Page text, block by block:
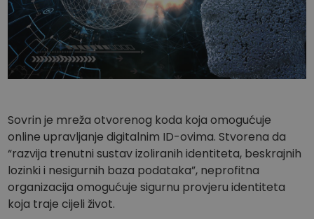
Sovrin je mreža otvorenog koda koja omogućuje
online upravljanje digitalnim ID-ovima. Stvorena da
“razvija trenutni sustav izoliranih identiteta, beskrajnih
lozinki i nesigurnih baza podataka”, neprofitna
organizacija omogućuje sigurnu provjeru identiteta
koja traje cijeli život.